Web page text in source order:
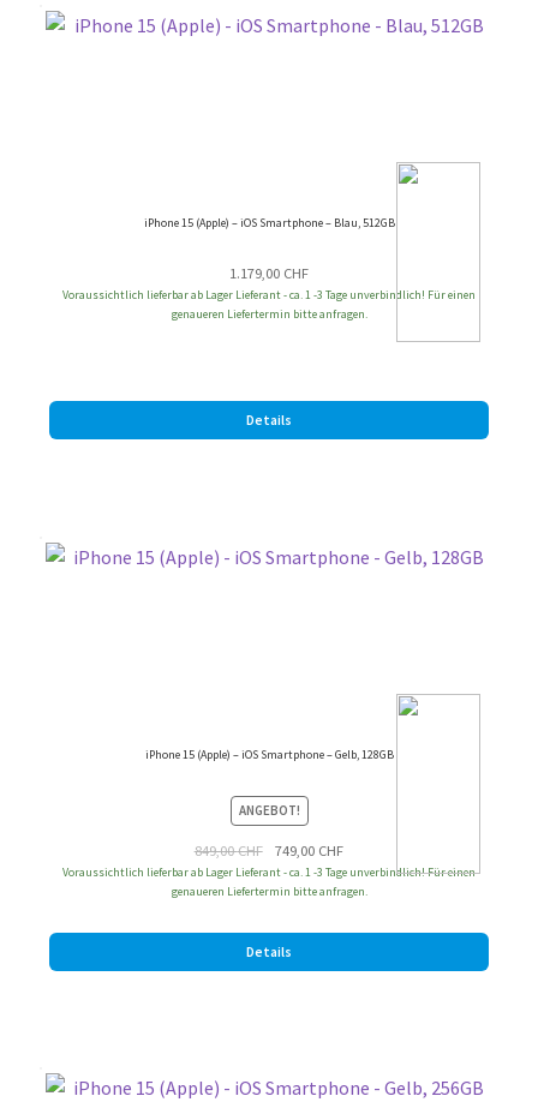
iPhone 15 (Apple) – iOS Smartphone – Blau, 512GB
1.179,00 CHF
Voraussichtlich lieferbar ab Lager Lieferant - ca. 1 -3 Tage unverbindlich! Für einen
genaueren Liefertermin bitte anfragen.
Details
iPhone 15 (Apple) – iOS Smartphone – Gelb, 128GB
ANGEBOT!
849,00CHF
Ursprünglicher
Preis
war:
749,00 CHFAktueller
Preis
ist:
Voraussichtlich lieferbar ab Lager Lieferant - ca. 1 -3 Tage unverbindlich! Für einen
genaueren Liefertermin bitte anfragen.
Details